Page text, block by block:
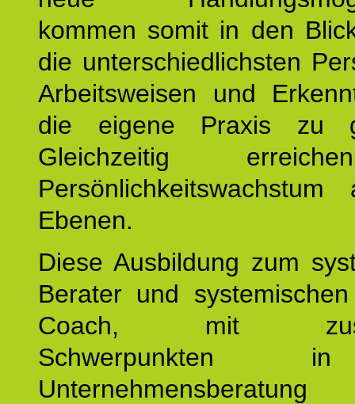
kommen somit in den
die unterschiedlichsten
Arbeitsweisen und
die eigene Praxis zu
Gleichzeitig
Ebenen.
Diese Ausbildung zum
Berater und
Coach, mit
Schwerpunkten